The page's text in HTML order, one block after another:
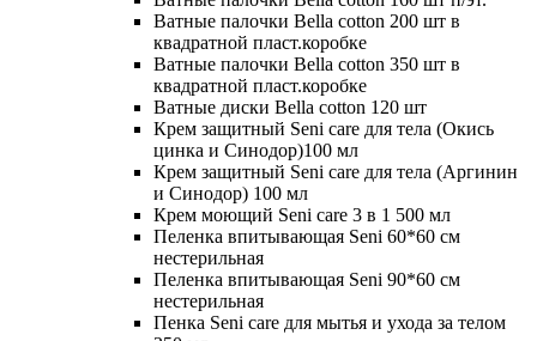
Ватные палочки Bella cotton 200 шт в
квадратной пласт.коробке
Ватные палочки Bella cotton 350 шт в
квадратной пласт.коробке
Ватные диски Bella cotton 120 шт
Крем защитный Seni care для тела (Окись
цинка и Синодор)100 мл
Крем защитный Seni care для тела (Аргинин
и Синодор) 100 мл
Крем моющий Seni care 3 в 1 500 мл
Пеленка впитывающая Seni 60*60 см
нестерильная
Пеленка впитывающая Seni 90*60 см
нестерильная
Пенка Seni care для мытья и ухода за телом